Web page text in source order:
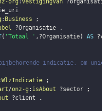
org :vestigingVan
: Business
;
?Organisatie
.
( 'Totaal ' , ?Organisatie) AS
indicatie, om
WlzIndicatie
;
/onz-g : isAbout ?sector
;
?client
.